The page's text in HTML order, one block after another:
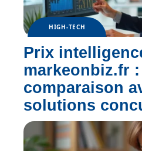
HIGH-TECH
Prix
markeonbiz.fr :
comparaison
solutions